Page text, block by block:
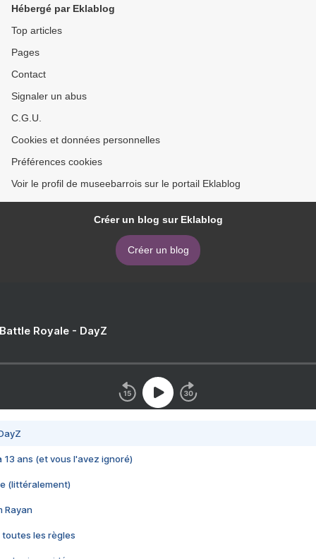
Hébergé par Eklablog
Top articles
Pages
Contact
Signaler un abus
C.G.U.
Cookies et données personnelles
Préférences cookies
Voir le profil de museebarrois sur le portail Eklablog
Créer un blog sur Eklablog
Créer un blog
Royale - DayZ
13 ans (et vous l'avez ignoré)
(littéralement)
Rayan
toutes les règles